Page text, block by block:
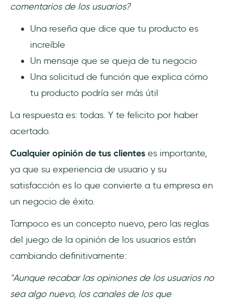
comentarios de los usuarios?
Una reseña que dice que tu producto es
increíble
Un mensaje que se queja de tu negocio
Una solicitud de función que explica cómo
tu producto podría ser más útil
La respuesta es: todas. Y te felicito por haber
acertado.
Cualquier opinión de tus clientes es importante,
ya que su experiencia de usuario y su
satisfacción es lo que convierte a tu empresa en
un negocio de éxito.
Tampoco es un concepto nuevo, pero las reglas
del juego de la opinión de los usuarios están
cambiando definitivamente:
"Aunque recabar las opiniones de los usuarios no
sea algo nuevo, los canales de los que